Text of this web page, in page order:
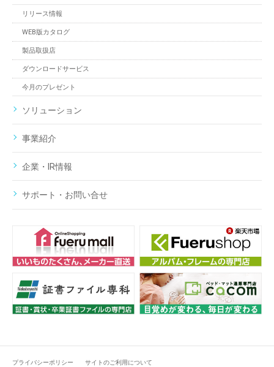
リリース情報
WEB版カタログ
製品取扱店
ダウンロードサービス
今月のプレゼント
ソリューション
事業紹介
企業・IR情報
サポート・お問い合せ
プライバシーポリシー サイトのご利用について